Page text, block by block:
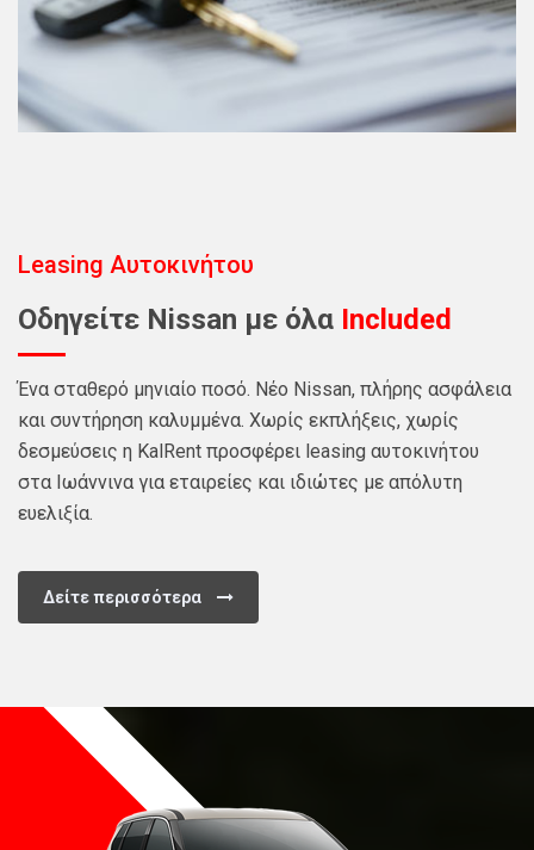
Leasing Αυτοκινήτου
Οδηγείτε Nissan με όλα Included
Ένα σταθερό μηνιαίο ποσό. Νέο Nissan, πλήρης ασφάλεια
και συντήρηση καλυμμένα. Χωρίς εκπλήξεις, χωρίς
δεσμεύσεις η KalRent προσφέρει leasing αυτοκινήτου
στα Ιωάννινα για εταιρείες και ιδιώτες με απόλυτη
ευελιξία.
Δείτε περισσότερα